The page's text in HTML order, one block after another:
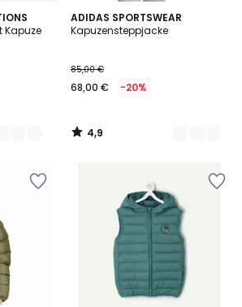
Kapuze
ADIDAS SPORTSWEAR
Kapuzensteppjacke
85,00 €
68,00 € -20%
4,9
/ 5
2
Farben
4,9
/